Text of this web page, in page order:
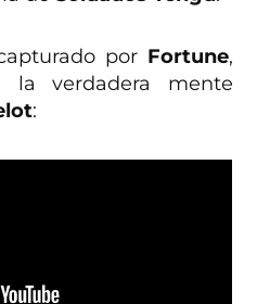
por Fortune,
verdadera mente
: